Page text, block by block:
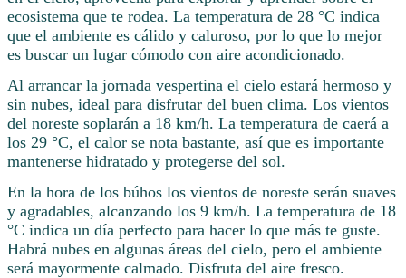
ecosistema que te rodea. La temperatura de 28 °C indica
que el ambiente es cálido y caluroso, por lo que lo mejor
es buscar un lugar cómodo con aire acondicionado.
Al arrancar la jornada vespertina el cielo estará hermoso y
sin nubes, ideal para disfrutar del buen clima. Los vientos
del noreste soplarán a 18 km/h. La temperatura de caerá a
los 29 °C, el calor se nota bastante, así que es importante
mantenerse hidratado y protegerse del sol.
En la hora de los búhos los vientos de noreste serán suaves
y agradables, alcanzando los 9 km/h. La temperatura de 18
°C indica un día perfecto para hacer lo que más te guste.
Habrá nubes en algunas áreas del cielo, pero el ambiente
será mayormente calmado. Disfruta del aire fresco.